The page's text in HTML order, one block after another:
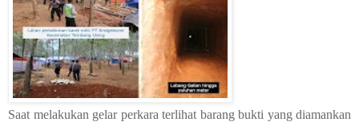
Saat melakukan gelar perkara terlihat barang bukti yang diamankan